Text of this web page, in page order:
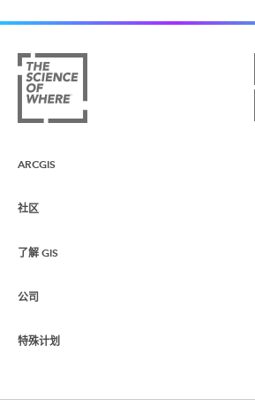
ARCGIS
ArcGIS 概览
制图
社区
Esri 社区
ArcGIS 博客
了解 GIS
什么是 GIS？
位置智能
培训
公司
关于 Esri
特殊计划